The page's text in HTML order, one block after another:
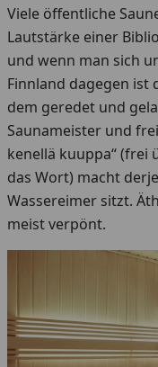
Viele öffentliche
Lautstärke einer
und wenn man sich
Finnland dagegen ist
dem geredet und
Saunameister und
kenellä kuuppa“ (frei
das Wort) macht
Wassereimer sitzt.
meist verpönt.